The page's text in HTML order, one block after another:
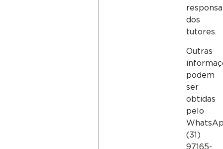
dos
tutores.
Outras
podem
ser
obtidas
pelo
(31)
97165-